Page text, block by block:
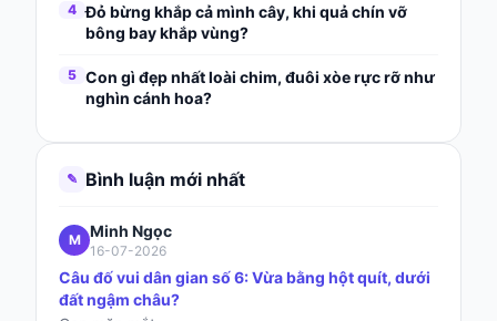
4 Đỏ bừng khắp cả mình cây, khi quả chín vỡ
bông bay khắp vùng?
5 Con gì đẹp nhất loài chim, đuôi xòe rực rỡ như
nghìn cánh hoa?
✎ Bình luận mới nhất
M Minh Ngọc
16-07-2026
Câu đố vui dân gian số 6: Vừa bằng hột quít, dưới
đất ngậm châu?